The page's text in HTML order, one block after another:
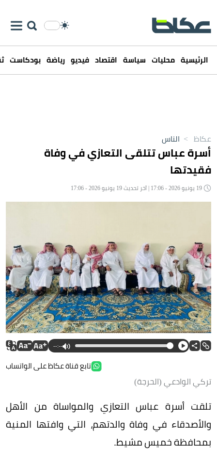
الرئيسية محليات سياسة اقتصاد فيديو رياضة بودكاست
عكاظ > الناس
أسرة عباس تتلقى التعازي في وفاة
فقيدتها
--:--
تابع قناة عكاظ على الواتساب
تركي الوادعي (الحرجة)
تلقت أسرة عباس التعازي والمواساة من الأهل
والأصدقاء في وفاة والدتهم، التي وافتها المنية
بمحافظة خميس مشيط.